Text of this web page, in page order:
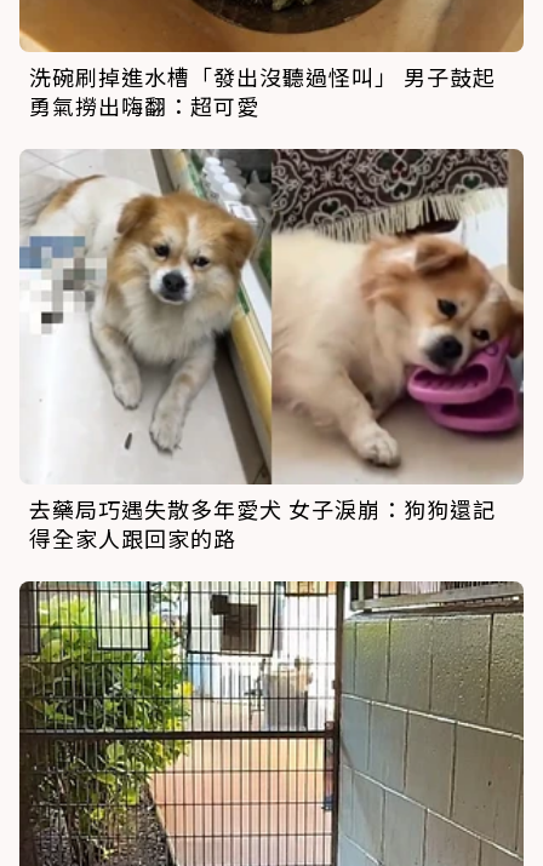
洗碗刷掉進水槽「發出沒聽過怪叫」 男子鼓起
勇氣撈出嗨翻：超可愛
去藥局巧遇失散多年愛犬 女子淚崩：狗狗還記
得全家人跟回家的路